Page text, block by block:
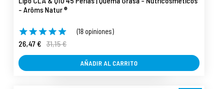
- Arôms Natur ®
(18 opiniones)
26,47 € 31,15 €
AÑADIR AL CARRITO